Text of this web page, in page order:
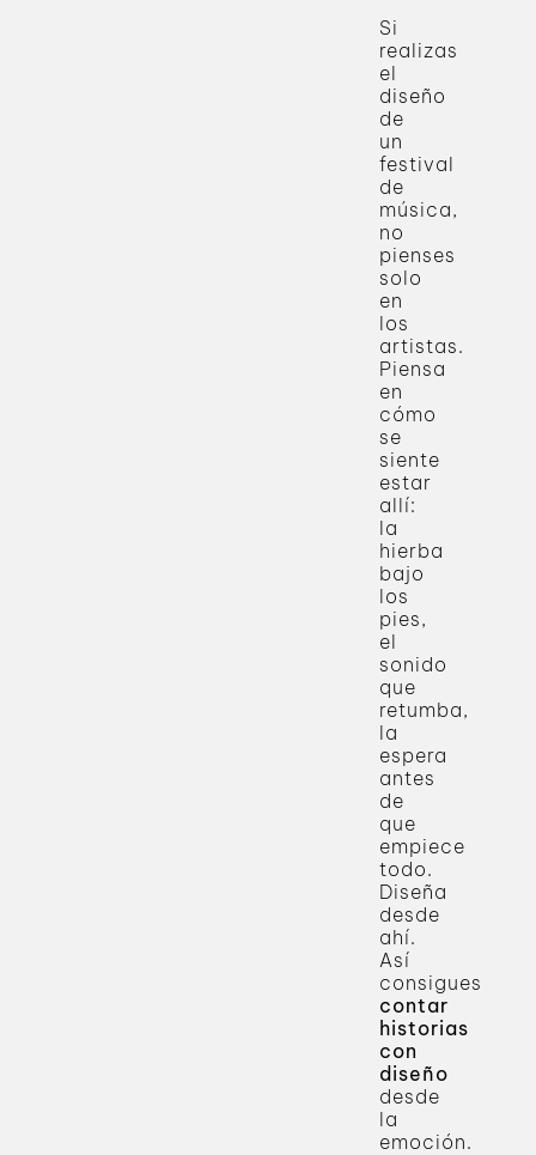
Si
realizas
el
diseño
de
un
festival
de
música,
no
pienses
solo
en
los
artistas.
Piensa
en
cómo
se
siente
estar
allí:
la
hierba
bajo
los
pies,
el
sonido
que
retumba,
la
espera
antes
de
que
empiece
todo.
Diseña
desde
ahí.
Así
consigues
contar
historias
con
diseño
desde
la
emoción.